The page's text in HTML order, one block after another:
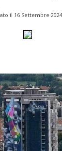
il 16 Settembre